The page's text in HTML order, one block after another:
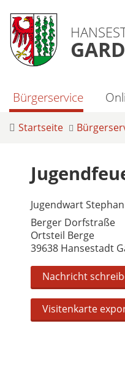
Bürgerservice
Startseite
Jugendwart
Berger Dorfstraße
Ortsteil Berge
39638 Hansestadt
Nachricht
Visitenkarte